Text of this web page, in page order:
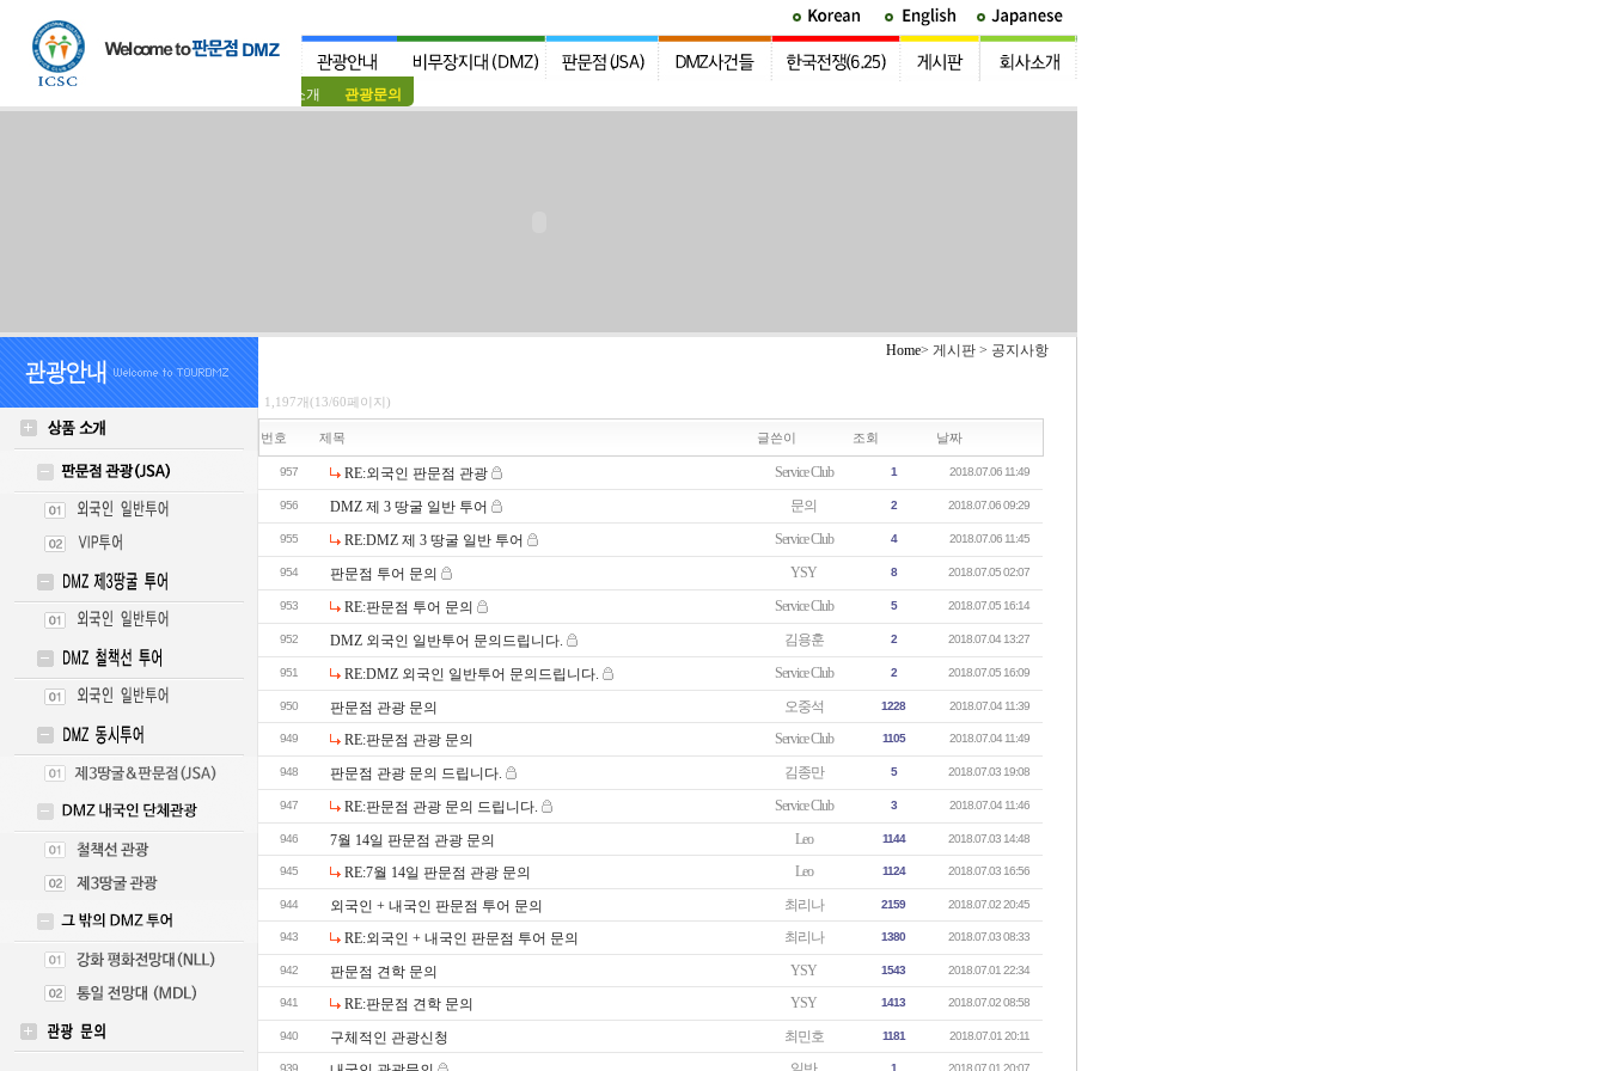
상품소개 관광문의
Home> 게시판 > 공지사항
1,197개(13/60페이지)
번호 제목 글쓴이 조회 날짜
957 RE:외국인 판문점 관광 Service Club 1 2018.07.06 11:49
956 DMZ 제 3 땅굴 일반 투어 문의 2 2018.07.06 09:29
955 RE:DMZ 제 3 땅굴 일반 투어 Service Club 4 2018.07.06 11:45
954 판문점 투어 문의 YSY 8 2018.07.05 02:07
953 RE:판문점 투어 문의 Service Club 5 2018.07.05 16:14
952 DMZ 외국인 일반투어 문의드립니다. 김용훈 2 2018.07.04 13:27
951 RE:DMZ 외국인 일반투어 문의드립니다. Service Club 2 2018.07.05 16:09
950 판문점 관광 문의 오중석 1228 2018.07.04 11:39
949 RE:판문점 관광 문의 Service Club 1105 2018.07.04 11:49
948 판문점 관광 문의 드립니다. 김종만 5 2018.07.03 19:08
947 RE:판문점 관광 문의 드립니다. Service Club 3 2018.07.04 11:46
946 7월 14일 판문점 관광 문의 Leo 1144 2018.07.03 14:48
945 RE:7월 14일 판문점 관광 문의 Leo 1124 2018.07.03 16:56
944 외국인 + 내국인 판문점 투어 문의 최리나 2159 2018.07.02 20:45
943 RE:외국인 + 내국인 판문점 투어 문의 최리나 1380 2018.07.03 08:33
942 판문점 견학 문의 YSY 1543 2018.07.01 22:34
941 RE:판문점 견학 문의 YSY 1413 2018.07.02 08:58
940 구체적인 관광신청 최민호 1181 2018.07.01 20:11
939 1 2018.07.01 20:07